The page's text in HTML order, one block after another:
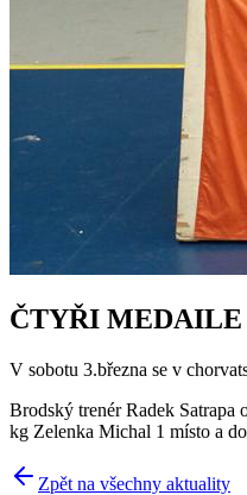
ČTYŘI MEDAILE
V sobotu 3.března se v
Brodský trenér Radek
kg Zelenka Michal 1 místo a
Zpět na všechny aktuality